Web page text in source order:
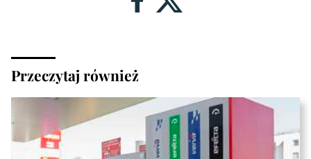
Przeczytaj również